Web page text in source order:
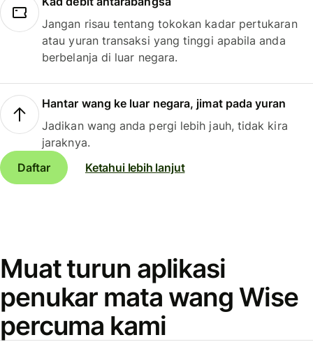
Jangan risau tentang tokokan kadar pertukaran
atau yuran transaksi yang tinggi apabila anda
berbelanja di luar negara.
Hantar wang ke luar negara, jimat pada yuran
Jadikan wang anda pergi lebih jauh, tidak kira
jaraknya.
Daftar
Ketahui lebih lanjut
Muat turun aplikasi
penukar mata wang Wise
percuma kami